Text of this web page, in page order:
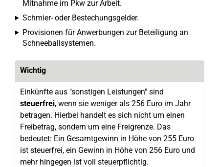
Mitnahme im Pkw zur Arbeit.
Schmier- oder Bestechungsgelder.
Provisionen für Anwerbungen zur Beteiligung an
Schneeballsystemen.
Wichtig
Einkünfte aus "sonstigen Leistungen" sind
steuerfrei, wenn sie weniger als 256 Euro im Jahr
betragen. Hierbei handelt es sich nicht um einen
Freibetrag, sondern um eine Freigrenze. Das
bedeutet: Ein Gesamtgewinn in Höhe von 255 Euro
ist steuerfrei, ein Gewinn in Höhe von 256 Euro und
mehr hingegen ist voll steuerpflichtig.